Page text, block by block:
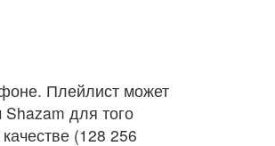
Плейлист может
для того
(128 256